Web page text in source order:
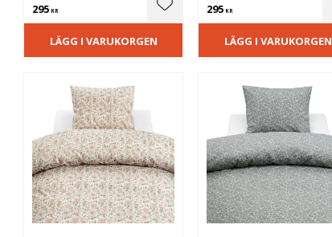
295 KR Lägg till i favoriter
LÄGG I VARUKORGEN
295 KR
LÄGG I VARUKORGEN